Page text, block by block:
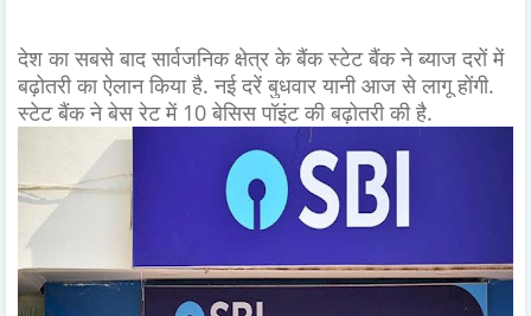
देश का सबसे बाद सार्वजनिक क्षेत्र के बैंक स्टेट बैंक ने ब्याज दरों में
बढ़ोतरी का ऐलान किया है. नई दरें बुधवार यानी आज से लागू होंगी.
स्टेट बैंक ने बेस रेट में 10 बेसिस पॉइंट की बढ़ोतरी की है.